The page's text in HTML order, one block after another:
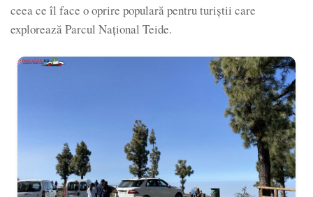
ceea ce îl face o oprire populară pentru turiștii care
explorează Parcul Național Teide.